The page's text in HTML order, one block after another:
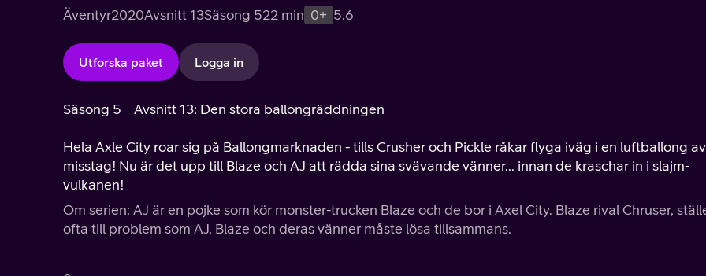
Äventyr2020Avsnitt 13Säsong 522 min 0+ 5.6
Utforska paket Logga in
Säsong 5 Avsnitt 13: Den stora ballongräddningen
Hela Axle City roar sig på Ballongmarknaden - tills Crusher och Pickle råkar flyga iväg i en luftballong av
misstag! Nu är det upp till Blaze och AJ att rädda sina svävande vänner... innan de kraschar in i slajm-
vulkanen!
Om serien: AJ är en pojke som kör monster-trucken Blaze och de bor i Axel City. Blaze rival Chruser,
ofta till problem som AJ, Blaze och deras vänner måste lösa tillsammans.